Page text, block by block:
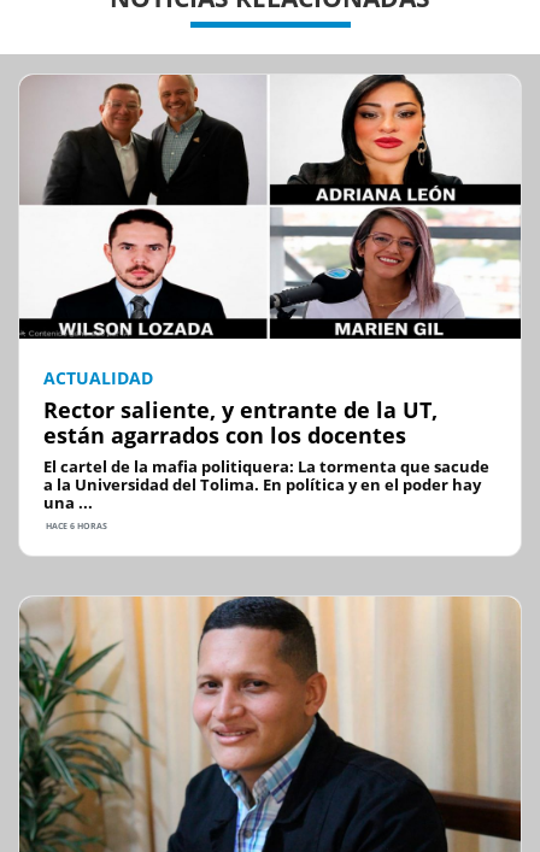
ACTUALIDAD
Rector saliente, y entrante de la UT,
están agarrados con los docentes
El cartel de la mafia politiquera: La tormenta que sacude
a la Universidad del Tolima. En política y en el poder hay
una ...
HACE 6 HORAS